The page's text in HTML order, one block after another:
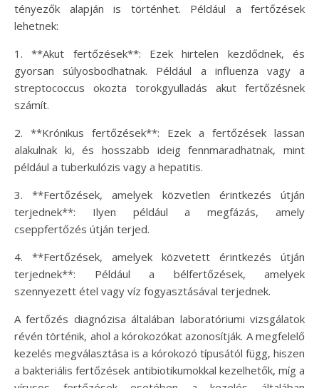
tényezők alapján is történhet. Például a fertőzések
lehetnek:
1. **Akut fertőzések**: Ezek hirtelen kezdődnek, és
gyorsan súlyosbodhatnak. Például a influenza vagy a
streptococcus okozta torokgyulladás akut fertőzésnek
számít.
2. **Krónikus fertőzések**: Ezek a fertőzések lassan
alakulnak ki, és hosszabb ideig fennmaradhatnak, mint
például a tuberkulózis vagy a hepatitis.
3. **Fertőzések, amelyek közvetlen érintkezés útján
terjednek**: Ilyen például a megfázás, amely
cseppfertőzés útján terjed.
4. **Fertőzések, amelyek közvetett érintkezés útján
terjednek**: Például a bélfertőzések, amelyek
szennyezett étel vagy víz fogyasztásával terjednek.
A fertőzés diagnózisa általában laboratóriumi vizsgálatok
révén történik, ahol a kórokozókat azonosítják. A megfelelő
kezelés megválasztása is a kórokozó típusától függ, hiszen
a bakteriális fertőzések antibiotikumokkal kezelhetők, míg a